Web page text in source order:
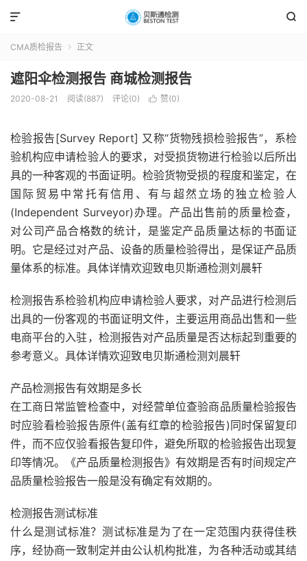


CMA质检报告  正文
遮阳伞检测报告 商城检测报告
2020-08-21 阅读(887) 评论(0)  赞(0)
检验报告[Survey Report] 又称“货物残损检验报告”，系检
验机构应申请检验人的要求，对受损货物进行检验以后所出
具的一种客观的书面证明。检验货物受损的程度和鉴定，在
国际贸易中常托有信用、有与超然立场的独立检验人
(Independent Surveyor)办理。产品出售前的质量检查，
对公司产品合格数的统计，是鉴定产品质量达标的书面证
明。它是经过对产品、设备的质量检验得出，是保证产品质
量体系的标准。具体详情欢迎致电贝斯通检测刘晨轩
检测报告系检验机构应申请检验人要求，对产品进行检测后
出具的一份客观的书面证明文件，主要运用商品出售和一些
电商平台的入驻，检测报告对产品质量是否达标起到重要的
参考意义。具体详情欢迎致电贝斯通检测刘晨轩
产品检测报告有效期是多长
在工商日常监管检查中，对经营单位查验商品质量检验报告
时应验看检验报告原件(盖有红章的检验报告)同时保留复印
件，而不应仅验看报告复印件，避免所取的检验报告出现复
印等情况。《产品质量检测报告》有效期是否有时间规定产
品质量检验报告一般是没有确定有效期的。
检测报告测试标准
什么是测试标准？测试标准是为了在一定范围内获得佳秩
序，经协商一致制定并由公认机构批准，为各种活动或其结